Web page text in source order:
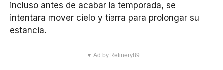
incluso antes de acabar la temporada, se
intentara mover cielo y tierra para prolongar su
estancia.
▼ Ad by Refinery89